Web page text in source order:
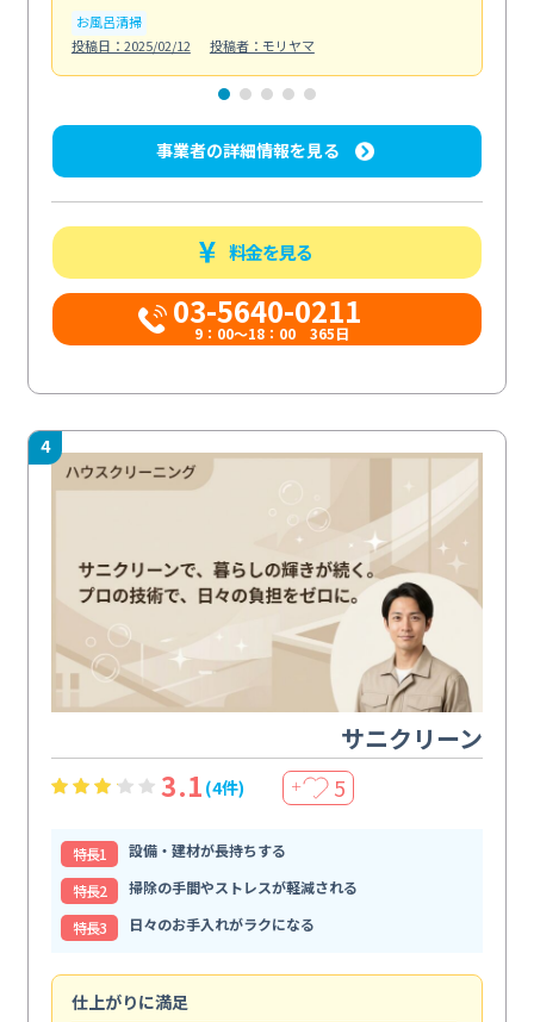
お風呂清掃
投稿日：2025/02/12
投稿者：モリヤマ
事業者の詳細情報を見る
料金を見る
03-5640-0211
9：00～18：00 365日
4
サニクリーン
3.1 (4件) ＋ 5
特⻑1
設備・建材が長持ちする
特⻑2
掃除の手間やストレスが軽減される
特⻑3
日々のお手入れがラクになる
仕上がりに満足